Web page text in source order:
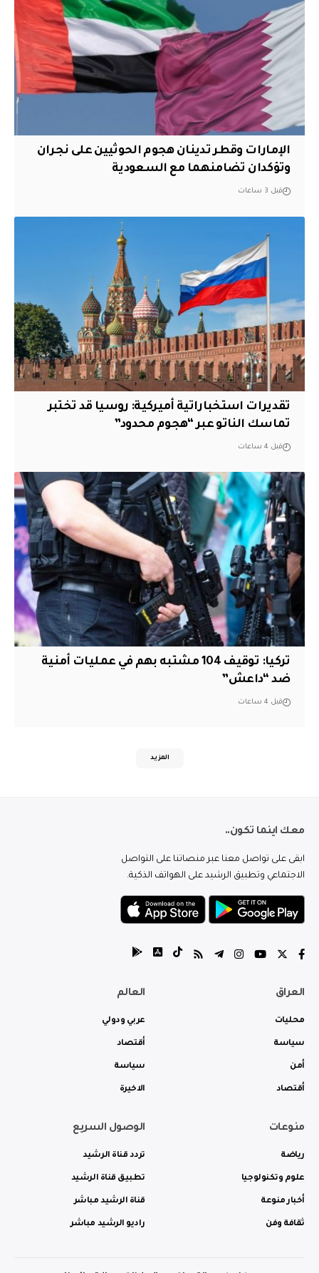
الإمارات وقطر تدينان هجوم الحوثيين على نجران
وتؤكدان تضامنهما مع السعودية
قبل 3 ساعات
تقديرات استخباراتية أميركية: روسيا قد تختبر
تماسك الناتو عبر “هجوم محدود”
قبل 4 ساعات
تركيا: توقيف 104 مشتبه بهم في عمليات أمنية
ضد “داعش”
قبل 4 ساعات
المزيد
معك اينما تكون..
ابقى على تواصل معنا عبر منصاتنا على التواصل
الاجتماعي وتطبيق الرشيد على الهواتف الذكية.
العراق
محليات
سياسة
أمن
أقتصاد
العالم
عربي ودولي
أقتصاد
سياسة
الاخيرة
منوعات
رياضة
علوم وتكنولوجيا
أخبار منوعة
ثقافة وفن
الوصول السريع
تردد قناة الرشيد
تطبيق قناة الرشيد
قناة الرشيد مباشر
راديو الرشيد مباشر